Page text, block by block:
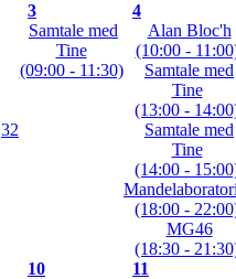
32
3
Samtale med
Tine
(09:00 - 11:30)
4
Alan Bloc'h
(10:00 -
Samtale med
Tine
(13:00 -
Samtale med
Tine
(14:00 -
(18:00 -
MG46
(18:30 -
10
11